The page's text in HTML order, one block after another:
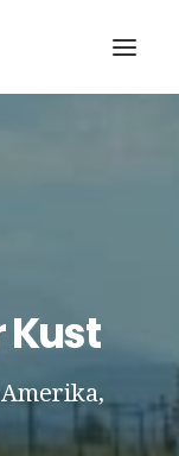
Kust